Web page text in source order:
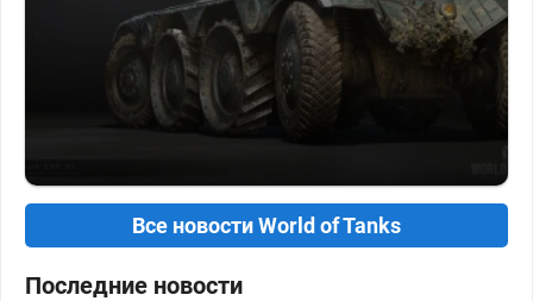
Все новости World of Tanks
Последние новости